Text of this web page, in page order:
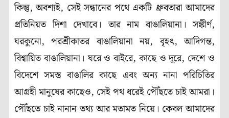
কিন্তু, অবশ্যই, সেই সন্ধানের পথে একটি ধ্রুবতারা আমাদের
প্রতিনিয়ত দিশা দেখাবে। তার নাম বাঙালিয়ানা। সঙ্কীর্ণ,
ঘরকুনো, পরশ্রীকাতর বাঙালিয়ানা নয়, বৃহৎ, আদিগন্ত,
বিশ্বায়িত বাঙালিয়ানা। ঘরে ও বাইরে, কাছে ও দূরে, দেশে ও
বিদেশে সমস্ত বাঙালির কাছে এবং অন্য নানা পরিচিতির
আগ্রহী মানুষের কাছেও, সেই পথ ধরেই পৌঁছতে চাই আমরা।
পৌঁছতে চাই নানান তথ্য আর মতামত নিয়ে। কেবল আমাদের